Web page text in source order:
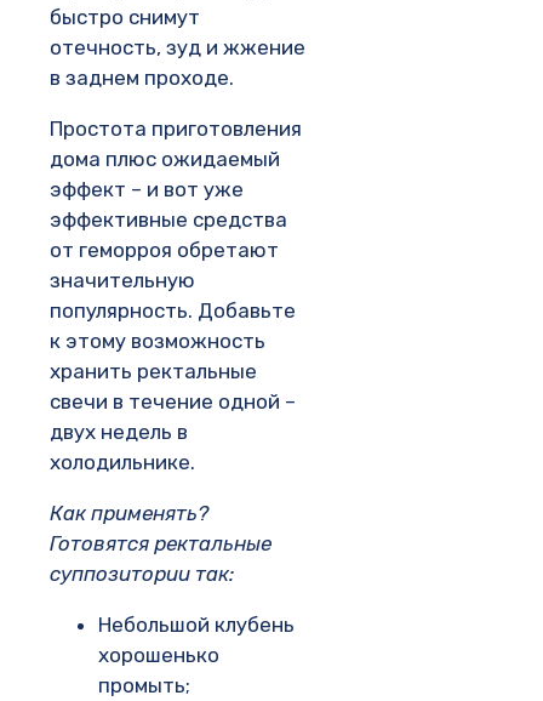
быстро снимут
отечность, зуд и жжение
в заднем проходе.
Простота приготовления
дома плюс ожидаемый
эффект – и вот уже
эффективные средства
от геморроя обретают
значительную
популярность. Добавьте
к этому возможность
хранить ректальные
свечи в течение одной –
двух недель в
холодильнике.
Как применять?
Готовятся ректальные
суппозитории так:
Небольшой клубень
хорошенько
промыть;